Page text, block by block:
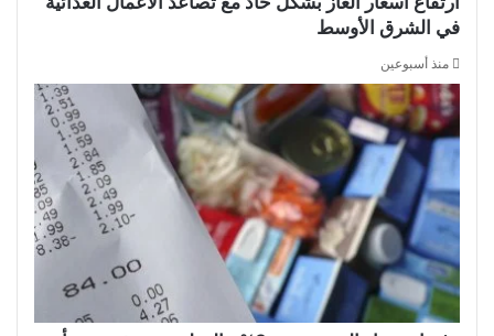
في الشرق الأوسط
منذ أسبوعين